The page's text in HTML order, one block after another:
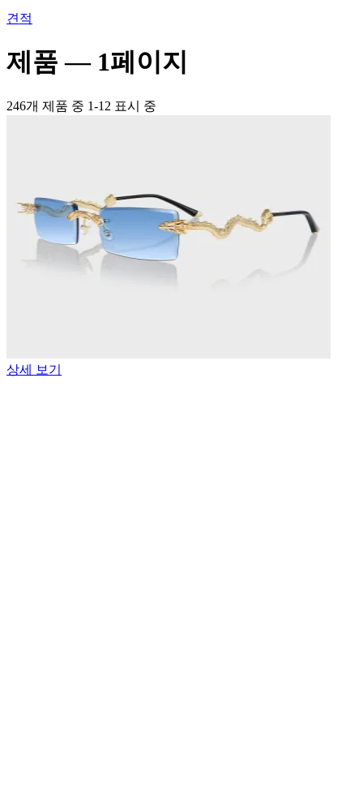
견적
제품 — 1페이지
246개 제품 중 1-12 표시 중
상세 보기